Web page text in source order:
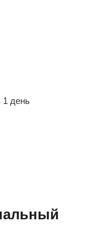
1 день